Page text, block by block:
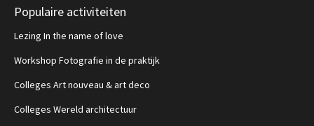
Populaire activiteiten
Lezing In the name of love
Workshop Fotografie in de praktijk
Colleges Art nouveau & art deco
Colleges Wereld architectuur